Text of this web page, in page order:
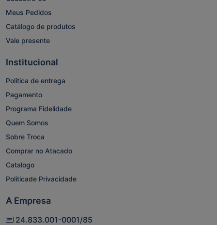
Meus Pedidos
Catálogo de produtos
Vale presente
Institucional
Política de entrega
Pagamento
Programa Fidelidade
Quem Somos
Sobre Troca
Comprar no Atacado
Catalogo
Politicade Privacidade
A Empresa
24.833.001-0001/85